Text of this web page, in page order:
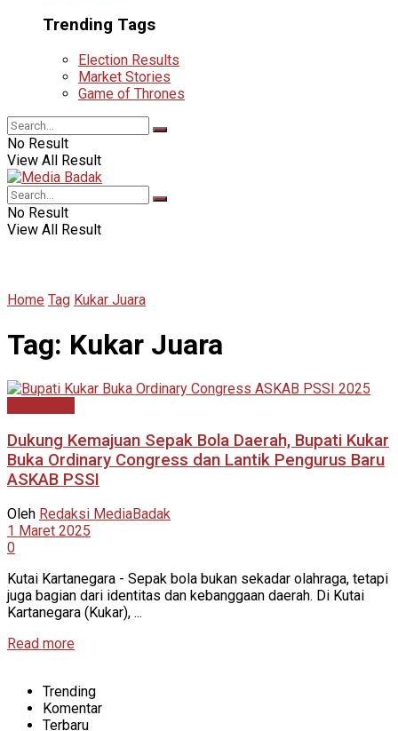
Trending Tags
Election Results
Market Stories
Game of Thrones
No Result
View All Result
No Result
View All Result
Home Tag Kukar Juara
Tag: Kukar Juara
Dukung Kemajuan Sepak Bola Daerah, Bupati Kukar
Buka Ordinary Congress dan Lantik Pengurus Baru
ASKAB PSSI
Oleh Redaksi MediaBadak
1 Maret 2025
0
Kutai Kartanegara - Sepak bola bukan sekadar olahraga, tetapi
juga bagian dari identitas dan kebanggaan daerah. Di Kutai
Kartanegara (Kukar), ...
Read more
Trending
Komentar
Terbaru